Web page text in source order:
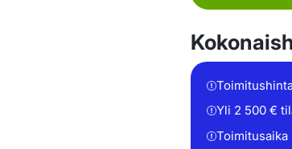
Yli 2 500 €
Toimitusaika